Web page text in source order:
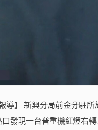
導】 新興分局前金分駐
發現一台普重機紅燈右